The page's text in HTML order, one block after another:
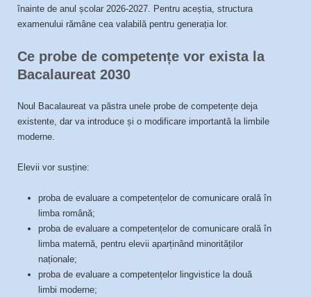
înainte de anul școlar 2026-2027. Pentru aceștia, structura
examenului rămâne cea valabilă pentru generația lor.
Ce probe de competențe vor exista la
Bacalaureat 2030
Noul Bacalaureat va păstra unele probe de competențe deja
existente, dar va introduce și o modificare importantă la limbile
moderne.
Elevii vor susține:
proba de evaluare a competențelor de comunicare orală în
limba română;
proba de evaluare a competențelor de comunicare orală în
limba maternă, pentru elevii aparținând minorităților
naționale;
proba de evaluare a competențelor lingvistice la două
limbi moderne;